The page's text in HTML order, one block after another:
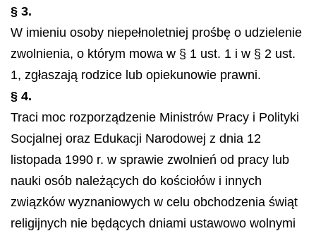
§ 3.
W imieniu osoby niepełnoletniej prośbę o udzielenie
zwolnienia, o którym mowa w § 1 ust. 1 i w § 2 ust.
1, zgłaszają rodzice lub opiekunowie prawni.
§ 4.
Traci moc rozporządzenie Ministrów Pracy i Polityki
Socjalnej oraz Edukacji Narodowej z dnia 12
listopada 1990 r. w sprawie zwolnień od pracy lub
nauki osób należących do kościołów i innych
związków wyznaniowych w celu obchodzenia świąt
religijnych nie będących dniami ustawowo wolnymi